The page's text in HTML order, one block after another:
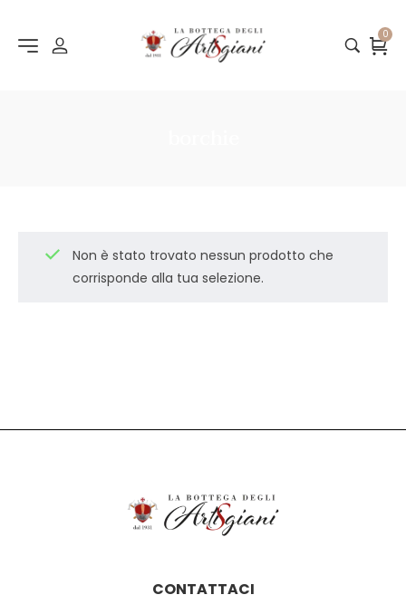
0
Non è stato trovato nessun prodotto che
corrisponde alla tua selezione.
CONTATTACI